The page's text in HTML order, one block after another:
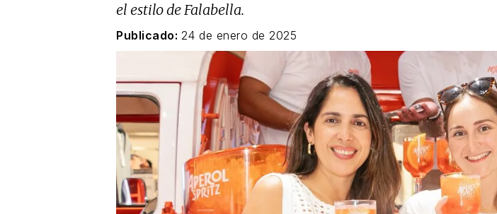
el estilo de Falabella.
Publicado: 24 de enero de 2025